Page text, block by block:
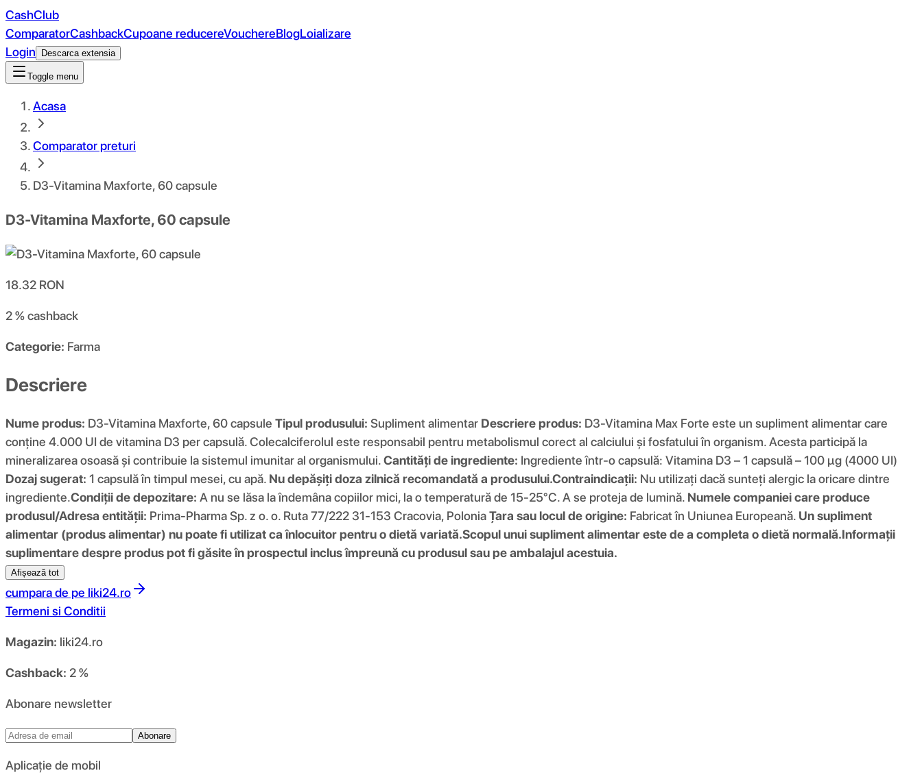
CashClub
ComparatorCashbackCupoane reducereVouchereBlogLoializare
Login
Descarca extensia
Toggle menu
Acasa
Comparator preturi
D3-Vitamina Maxforte, 60 capsule
D3-Vitamina Maxforte, 60 capsule
18.32 RON
2 %cashback
Categorie: Farma
Descriere
Nume produs: D3-Vitamina Maxforte, 60 capsule Tipul produsului: Supliment alimentar Descriere produs: D3-Vitamina Max Forte este un supliment alimentar care
conține 4.000 UI de vitamina D3 per capsulă. Colecalciferolul este responsabil pentru metabolismul corect al calciului și fosfatului în organism. Acesta participă la
mineralizarea osoasă și contribuie la sistemul imunitar al organismului.Cantități de ingrediente: Ingrediente într-o capsulă: Vitamina D3 – 1 capsulă – 100 µg (4000 UI)
Dozaj sugerat: 1 capsulă în timpul mesei, cu apă. Nu depășiți doza zilnică recomandată a produsului.Contraindicații: Nu utilizați dacă sunteți alergic la oricare dintre
ingrediente.Condiții de depozitare: A nu se lăsa la îndemâna copiilor mici, la o temperatură de 15-25°C. A se proteja de lumină. Numele companiei care produce
produsul/Adresa entității: Prima-Pharma Sp. z o. o. Ruta 77/222 31-153 Cracovia, PoloniaȚara sau locul de origine: Fabricat în Uniunea Europeană. Un supliment
alimentar (produs alimentar) nu poate fi utilizat ca înlocuitor pentru o dietă variată.Scopul unui supliment alimentar este de a completa o dietă normală.Informații
suplimentare despre produs pot fi găsite în prospectul inclus împreună cu produsul sau pe ambalajul acestuia.
Afișează tot
cumpara de pe liki24.ro
Termeni si Conditii
Magazin: liki24.ro
Cashback: 2 %
Abonare newsletter
Abonare
Aplicație de mobil